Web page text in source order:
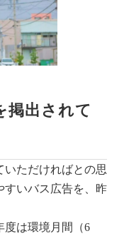
掲出されて
いただければとの思
すいバス広告を、昨
度は環境月間（6